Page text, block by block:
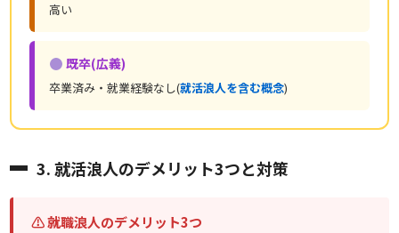
高い
既卒(広義)
卒業済み・就業経験なし(就活浪人を含む概念)
3. 就活浪人のデメリット3つと対策
⚠ 就職浪人のデメリット3つ